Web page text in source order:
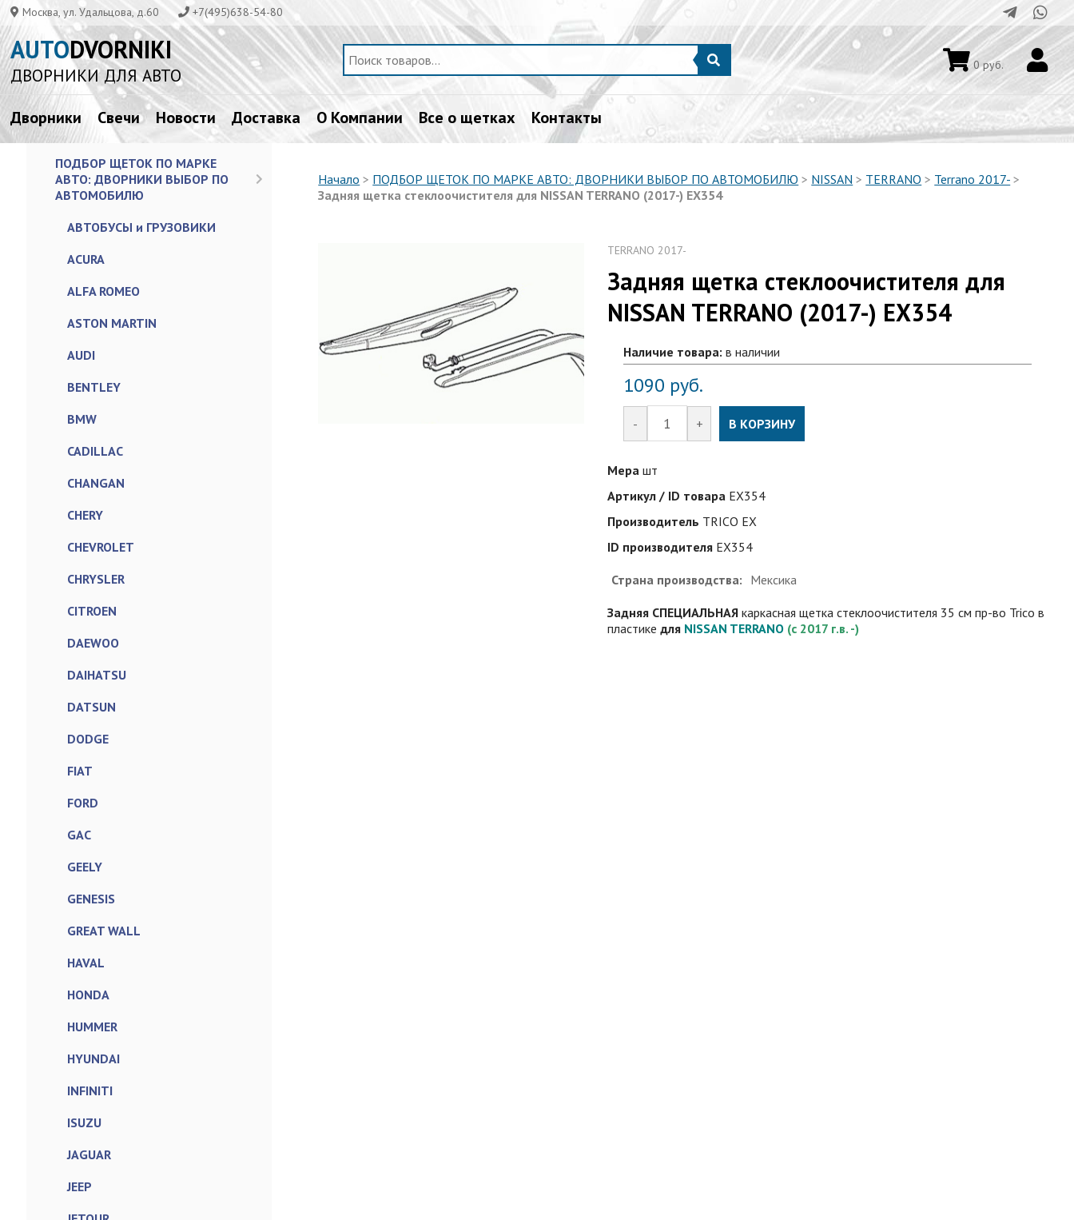
Москва, ул. Удальцова, д.60 +7(495)638-54-80
AUTODVORNIKI
ДВОРНИКИ ДЛЯ АВТО 0руб.
Дворники Свечи Новости Доставка О Компании Все о щетках Контакты
ПОДБОР ЩЕТОК ПО МАРКЕ
АВТО: ДВОРНИКИ ВЫБОР ПО
АВТОМОБИЛЮ
АВТОБУСЫ и ГРУЗОВИКИ
ACURA
ALFA ROMEO
ASTON MARTIN
AUDI
BENTLEY
BMW
CADILLAC
CHANGAN
CHERY
CHEVROLET
CHRYSLER
CITROEN
DAEWOO
DAIHATSU
DATSUN
DODGE
FIAT
FORD
GAC
GEELY
GENESIS
GREAT WALL
HAVAL
HONDA
HUMMER
HYUNDAI
INFINITI
ISUZU
JAGUAR
JEEP
Начало > ПОДБОР ЩЕТОК ПО МАРКЕ АВТО: ДВОРНИКИ ВЫБОР ПО АВТОМОБИЛЮ > NISSAN > TERRANO > Terrano 2017- >
Задняя щетка стеклоочистителя для NISSAN TERRANO (2017-) EX354
TERRANO 2017-
Задняя щетка стеклоочистителя для
NISSAN TERRANO (2017-) EX354
Наличие товара: в наличии
1090 руб.
- + В КОРЗИНУ
Мера шт
Артикул / ID товара EX354
Производитель TRICO EX
ID производителя EX354
Страна производства: Мексика
Задняя СПЕЦИАЛЬНАЯ каркасная щетка стеклоочистителя 35 см пр-во Trico в
пластикедля NISSAN TERRANO (c 2017 г.в. -)